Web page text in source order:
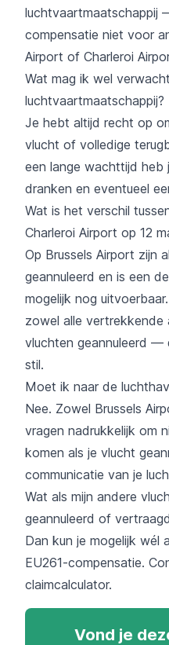
luchtvaartmaatschappij
compensatie niet voor
Airport of Charleroi
Wat mag ik wel
luchtvaartmaatschappij?
Je hebt altijd recht op
vlucht of volledige
een lange wachttijd
dranken en eventueel
Wat is het verschil
Charleroi Airport op 12
Op Brussels Airport zijn
geannuleerd en is een
mogelijk nog
zowel alle vertrekkende
vluchten geannuleerd —
stil.
Moet ik naar de
Nee. Zowel Brussels
vragen nadrukkelijk om
komen als je vlucht
communicatie van je
Wat als mijn andere
geannuleerd of
Dan kun je mogelijk wél
EU261-compensatie.
claimcalculator.
Vond je